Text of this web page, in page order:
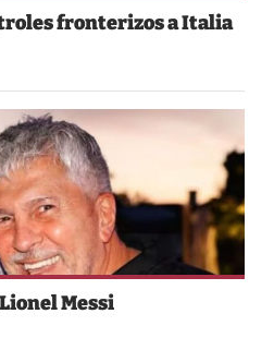
fronterizos a Italia
Messi